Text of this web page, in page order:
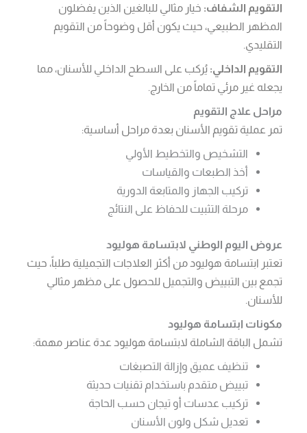
التقويم الشفاف: خيار مثالي للبالغين الذين يفضلون
المظهر الطبيعي، حيث يكون أقل وضوحاً من التقويم
التقليدي.
التقويم الداخلي: يُركب على السطح الداخلي للأسنان، مما
يجعله غير مرئي تماماً من الخارج.
مراحل علاج التقويم
تمر عملية تقويم الأسنان بعدة مراحل أساسية:
التشخيص والتخطيط الأولي
أخذ الطبعات والقياسات
تركيب الجهاز والمتابعة الدورية
مرحلة التثبيت للحفاظ على النتائج
عروض اليوم الوطني لابتسامة هوليود
تعتبر ابتسامة هوليود من أكثر العلاجات التجميلية طلباً، حيث
تجمع بين التبييض والتجميل للحصول على مظهر مثالي
للأسنان.
مكونات ابتسامة هوليود
تشمل الباقة الشاملة لابتسامة هوليود عدة عناصر مهمة:
تنظيف عميق وإزالة التصبغات
تبييض متقدم باستخدام تقنيات حديثة
تركيب عدسات أو تيجان حسب الحاجة
تعديل شكل ولون الأسنان